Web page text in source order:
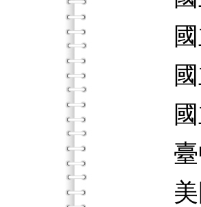
國立
國立
國立
臺中
美國